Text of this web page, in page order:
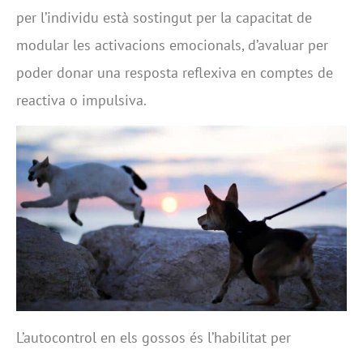
per l’individu està sostingut per la capacitat de
modular les activacions emocionals, d’avaluar per
poder donar una resposta reflexiva en comptes de
reactiva o impulsiva.
L’autocontrol en els gossos és l’habilitat per